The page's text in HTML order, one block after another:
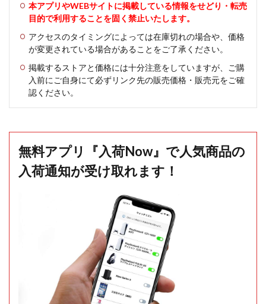
本アプリやWEBサイトに掲載している情報をせどり・転売
目的で利用することを固く禁止いたします。
アクセスのタイミングによっては在庫切れの場合や、価格
が変更されている場合があることをご了承ください。
掲載するストアと価格には十分注意をしていますが、ご購
入前にご自身にて必ずリンク先の販売価格・販売元をご確
認ください。
無料アプリ『入荷Now』で人気商品の
入荷通知が受け取れます！